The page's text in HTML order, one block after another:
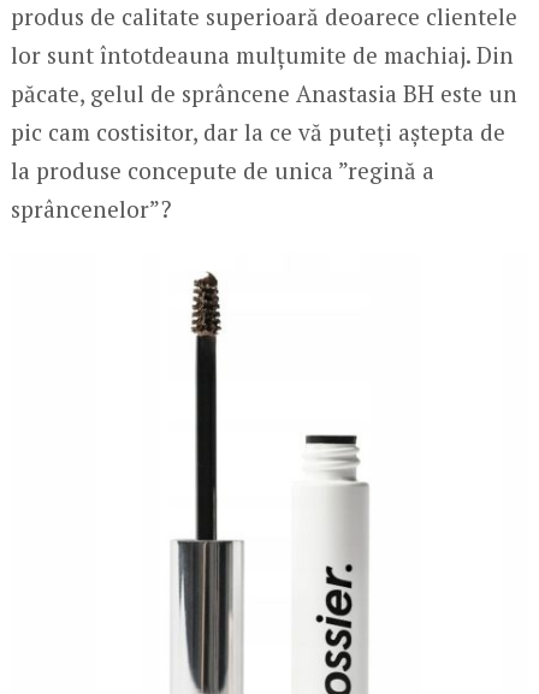
produs de calitate superioară deoarece clientele
lor sunt întotdeauna mulțumite de machiaj. Din
păcate, gelul de sprâncene Anastasia BH este un
pic cam costisitor, dar la ce vă puteți aștepta de
la produse concepute de unica ”regină a
sprâncenelor”?